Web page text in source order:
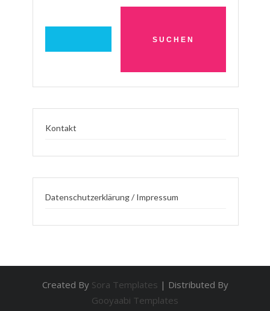
Kontakt
Datenschutzerklärung / Impressum
Created By Sora Templates | Distributed By
Gooyaabi Templates